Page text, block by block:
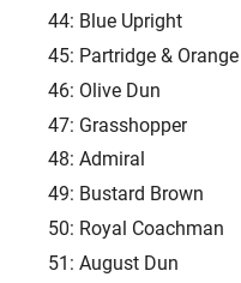
44: Blue Upright
45: Partridge & Orange
46: Olive Dun
47: Grasshopper
48: Admiral
49: Bustard Brown
50: Royal Coachman
51: August Dun